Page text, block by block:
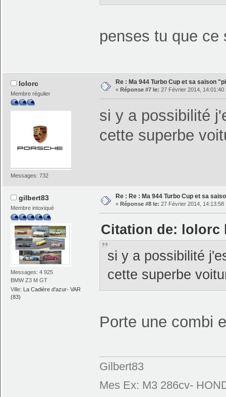
penses tu que ce
lolorc
Membre régulier
Messages: 732
Re : Ma 944 Turbo Cup et sa saison
« Réponse #7 le: 27 Février 2014, 14:01:40
si y a possibilité
cette superbe
gilbert83
Membre intoxiqué
Messages: 4 925
BMW Z3 M GT
Ville: La Cadière d'azur- VAR
(83)
Re : Re : Ma 944 Turbo Cup et sa
« Réponse #8 le: 27 Février 2014, 14:13:58
Citation de: lolorc
si y a possibilité
cette superbe
Porte une combi
Gilbert83
Mes Ex: M3 286cv-